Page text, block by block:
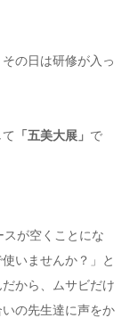
の日は研修が入っ
「五美大展」 で
が空くことにな
いませんか？」と
から、ムサビだけ
の先生達に声をか